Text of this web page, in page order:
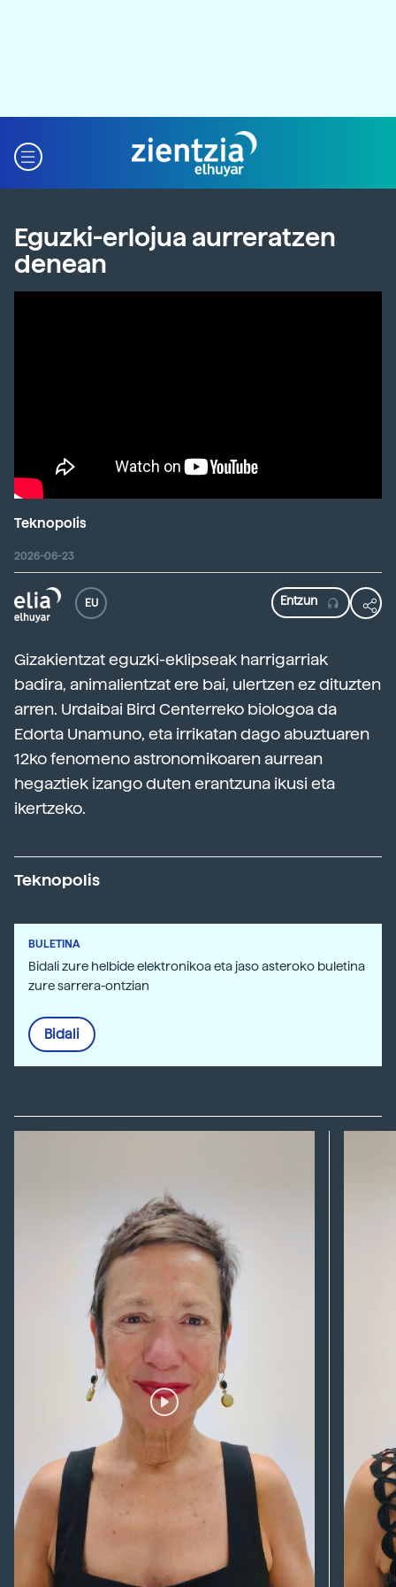
Eguzki-erlojua aurreratzen
denean
Teknopolis
2026-06-23
EU
Gizakientzat eguzki-eklipseak harrigarriak
badira, animalientzat ere bai, ulertzen ez dituzten
arren. Urdaibai Bird Centerreko biologoa da
Edorta Unamuno, eta irrikatan dago abuztuaren
12ko fenomeno astronomikoaren aurrean
hegaztiek izango duten erantzuna ikusi eta
ikertzeko.
Teknopolis
BULETINA
Bidali zure helbide elektronikoa eta jaso asteroko buletina
zure sarrera-ontzian
Bidali